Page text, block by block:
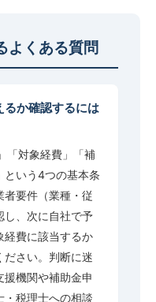
よくある質問
るか確認するには
「対象経費」「補
という4つの基本条
者要件（業種・従
し、次に自社で予
経費に該当するか
ださい。判断に迷
援機関や補助金申
・税理士への相談